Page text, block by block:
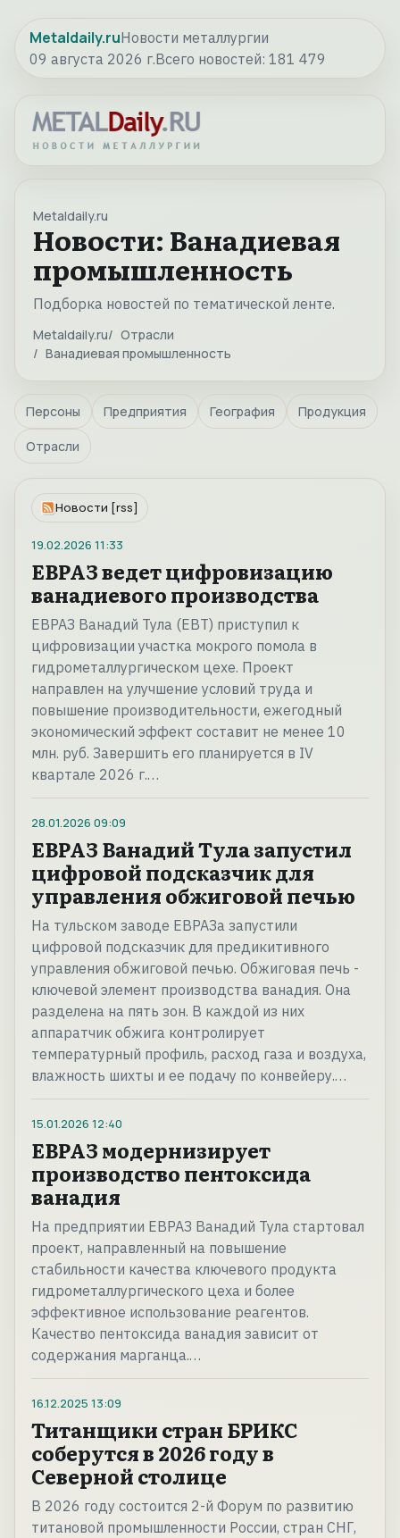
Metaldaily.ruНовости металлургии
09 августа 2026 г.Всего новостей: 181 479
Metaldaily.ru
Новости: Ванадиевая
промышленность
Подборка новостей по тематической ленте.
Metaldaily.ru
Отрасли
Ванадиевая промышленность
Персоны Предприятия География Продукция
Отрасли
Новости [rss]
19.02.2026 11:33
ЕВРАЗ ведет цифровизацию
ванадиевого производства
ЕВРАЗ Ванадий Тула (ЕВТ) приступил к
цифровизации участка мокрого помола в
гидрометаллургическом цехе. Проект
направлен на улучшение условий труда и
повышение производительности, ежегодный
экономический эффект составит не менее 10
млн. руб. Завершить его планируется в IV
квартале 2026 г.…
28.01.2026 09:09
ЕВРАЗ Ванадий Тула запустил
цифровой подсказчик для
управления обжиговой печью
На тульском заводе ЕВРАЗа запустили
цифровой подсказчик для предикитивного
управления обжиговой печью. Обжиговая печь -
ключевой элемент производства ванадия. Она
разделена на пять зон. В каждой из них
аппаратчик обжига контролирует
температурный профиль, расход газа и воздуха,
влажность шихты и ее подачу по конвейеру.…
15.01.2026 12:40
ЕВРАЗ модернизирует
производство пентоксида
ванадия
На предприятии ЕВРАЗ Ванадий Тула стартовал
проект, направленный на повышение
стабильности качества ключевого продукта
гидрометаллургического цеха и более
эффективное использование реагентов.
Качество пентоксида ванадия зависит от
содержания марганца.…
16.12.2025 13:09
Титанщики стран БРИКС
соберутся в 2026 году в
Северной столице
В 2026 году состоится 2-й Форум по развитию
титановой промышленности России, стран СНГ,